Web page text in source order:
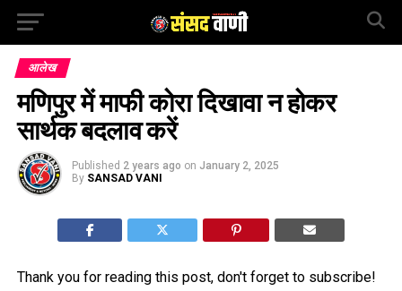
आलेख
मणिपुर में माफी कोरा दिखावा न होकर
सार्थक बदलाव करें
Published 2 years ago on January 2, 2025
By SANSAD VANI
Thank you for reading this post, don't forget to subscribe!